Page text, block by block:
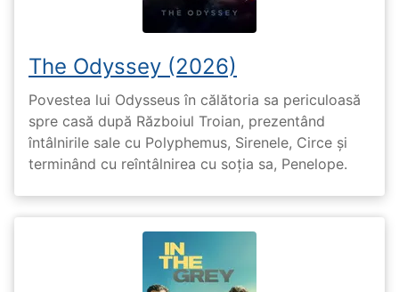
The Odyssey (2026)
Povestea lui Odysseus în călătoria sa periculoasă
spre casă după Războiul Troian, prezentând
întâlnirile sale cu Polyphemus, Sirenele, Circe și
terminând cu reîntâlnirea cu soția sa, Penelope.